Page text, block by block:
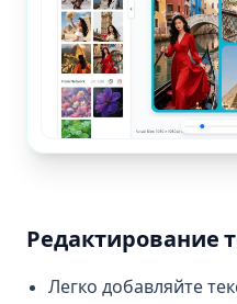
Редактирование
Легко добавляйте